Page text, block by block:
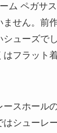
ム ペガサ
ません。前
シューズで
はフラット
ースホール
はシューレ